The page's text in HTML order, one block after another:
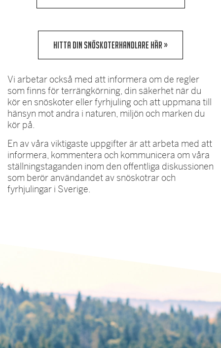
HITTA DIN SNÖSKOTERHANDLARE HÄR »
Vi arbetar också med att informera om de regler
som finns för terrängkörning, din säkerhet när du
kör en snöskoter eller fyrhjuling och att uppmana till
hänsyn mot andra i naturen, miljön och marken du
kör på.
En av våra viktigaste uppgifter är att arbeta med att
informera, kommentera och kommunicera om våra
ställningstaganden inom den offentliga diskussionen
som berör användandet av snöskotrar och
fyrhjulingar i Sverige.